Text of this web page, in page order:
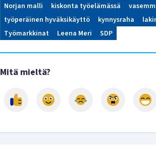
Norjan malli kiskonta työelämässä
työperäinen hyväksikäyttö
kynnysraha
Työmarkkinat
Leena Meri SDP
Mitä mieltä?